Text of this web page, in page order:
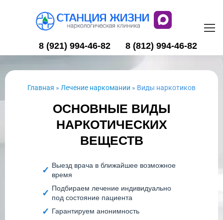
8 (921) 994-46-82 8 (812) 994-46-82
Главная » Лечение наркомании » Виды наркотиков
ОСНОВНЫЕ ВИДЫ
НАРКОТИЧЕСКИХ
ВЕЩЕСТВ
Выезд врача в ближайшее возможное
время
Подбираем лечение индивидуально
под состояние пациента
Гарантируем анонимность